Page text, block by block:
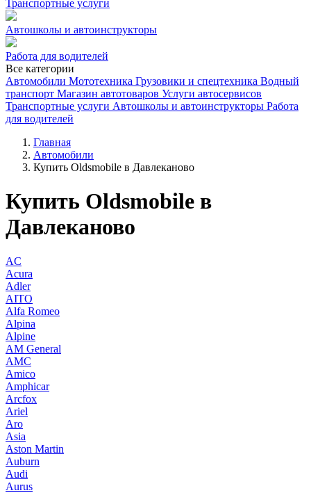
Транспортные услуги
Автошколы и автоинструкторы
Работа для водителей
Все категории
Автомобили Мототехника Грузовики и спецтехника Водный
транспорт Магазин автотоваров Услуги автосервисов
Транспортные услуги Автошколы и автоинструкторы Работа
для водителей
Главная
Автомобили
Купить Oldsmobile в Давлеканово
Купить Oldsmobile в
Давлеканово
AC
Acura
Adler
AITO
Alfa Romeo
Alpina
Alpine
AM General
AMC
Amico
Amphicar
Arcfox
Ariel
Aro
Asia
Aston Martin
Auburn
Audi
Aurus